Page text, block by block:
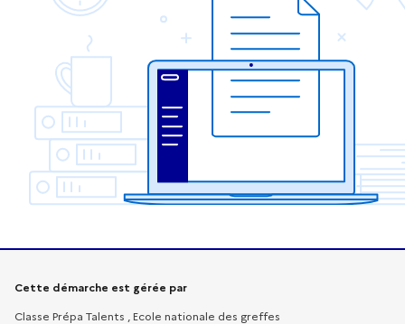
Informations sur la démarche
Cette démarche est gérée par
Classe Prépa Talents , Ecole nationale des greffes